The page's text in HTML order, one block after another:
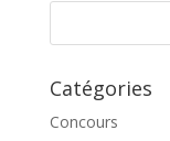
Catégories
Concours